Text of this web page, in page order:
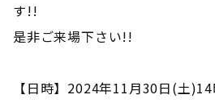
す!!
是非ご来場下さい!!
【日時】2024年11月30日(土